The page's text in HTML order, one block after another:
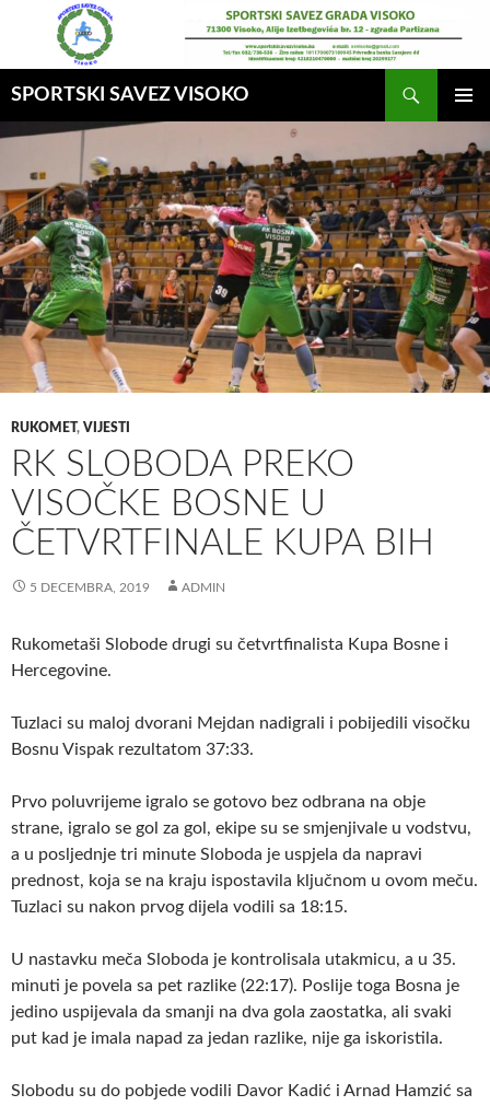
SPORTSKI SAVEZ VISOKO
MENI
RUKOMET, VIJESTI
RK SLOBODA PREKO
VISOČKE BOSNE U
ČETVRTFINALE KUPA BIH
5 DECEMBRA, 2019 ADMIN
Rukometaši Slobode drugi su četvrtfinalista Kupa Bosne i
Hercegovine.
Tuzlaci su maloj dvorani Mejdan nadigrali i pobijedili visočku
Bosnu Vispak rezultatom 37:33.
Prvo poluvrijeme igralo se gotovo bez odbrana na obje
strane, igralo se gol za gol, ekipe su se smjenjivale u vodstvu,
a u posljednje tri minute Sloboda je uspjela da napravi
prednost, koja se na kraju ispostavila ključnom u ovom meču.
Tuzlaci su nakon prvog dijela vodili sa 18:15.
U nastavku meča Sloboda je kontrolisala utakmicu, a u 35.
minuti je povela sa pet razlike (22:17). Poslije toga Bosna je
jedino uspijevala da smanji na dva gola zaostatka, ali svaki
put kad je imala napad za jedan razlike, nije ga iskoristila.
Slobodu su do pobjede vodili Davor Kadić i Arnad Hamzić sa